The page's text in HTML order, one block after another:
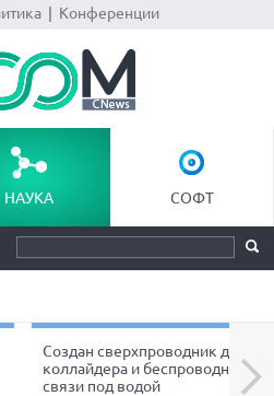
| Конференции
НАУКА СОФТ
Создан сверхпроводник для
коллайдера и беспроводной
связи под водой
Next